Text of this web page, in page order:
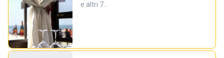
e altri 7…